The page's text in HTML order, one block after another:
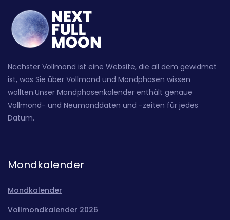
Nächster Vollmond ist eine Website, die all dem gewidmet
ist, was Sie über Vollmond und Mondphasen wissen
wollten.Unser Mondphasenkalender enthält genaue
Vollmond- und Neumonddaten und -zeiten für jedes
Datum.
Mondkalender
Mondkalender
Vollmondkalender 2026